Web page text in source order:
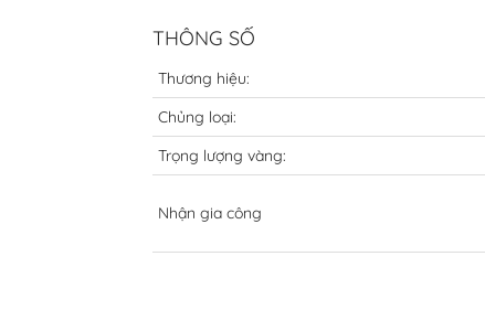
THÔNG SỐ
Thương hiệu:
Chủng loại:
Trọng lượng vàng:
Nhận gia công